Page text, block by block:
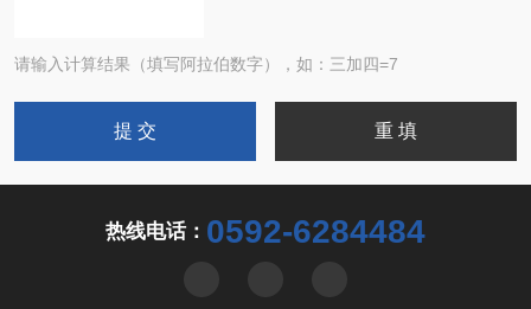
请输入计算结果（填写阿拉伯数字），如：三加四=7
热线电话： 0592-6284484